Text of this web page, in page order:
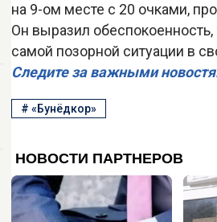
на 9-ом месте с 20 очками,
Он выразил обеспокоенность,
самой позорной ситуации в
Следите за важными
# «Бунёдкор»